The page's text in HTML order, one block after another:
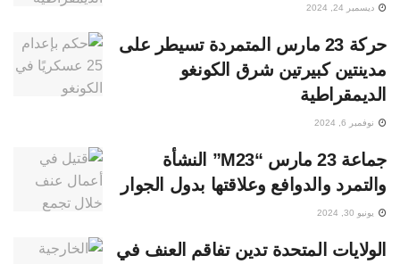
ديسمبر 24, 2024
حركة 23 مارس المتمردة تسيطر على
مدينتين كبيرتين شرق الكونغو
الديمقراطية
نوفمبر 6, 2024
جماعة 23 مارس “M23” النشأة
والتمرد والدوافع وعلاقتها بدول الجوار
يونيو 30, 2024
الولايات المتحدة تدين تفاقم العنف في